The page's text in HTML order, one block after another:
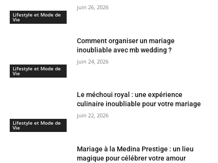
Lifestyle et Mode de
Vie
juin 26, 2026
Lifestyle et Mode de
Vie
Comment organiser un mariage
inoubliable avec mb wedding ?
juin 24, 2026
Lifestyle et Mode de
Vie
Le méchoui royal : une expérience
culinaire inoubliable pour votre mariage
juin 22, 2026
Mariage à la Medina Prestige : un lieu
magique pour célébrer votre amour